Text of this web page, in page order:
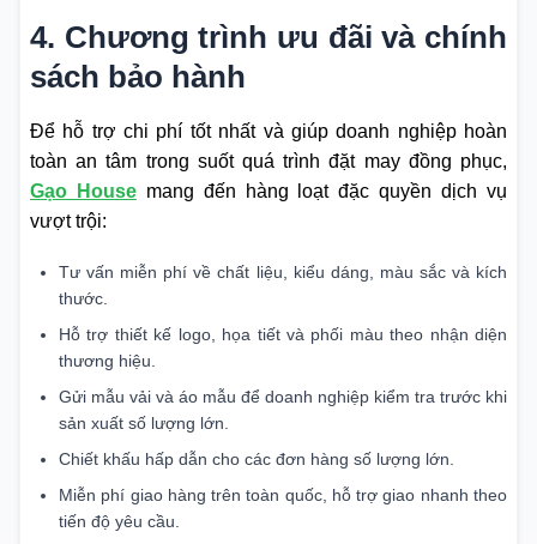
4. Chương trình ưu đãi và chính
sách bảo hành
Để hỗ trợ chi phí tốt nhất và giúp doanh nghiệp hoàn
toàn an tâm trong suốt quá trình đặt may đồng phục,
Gạo Housemang đến hàng loạt đặc quyền dịch vụ
vượt trội:
Tư vấn miễn phí về chất liệu, kiểu dáng, màu sắc và kích
thước.
Hỗ trợ thiết kế logo, họa tiết và phối màu theo nhận diện
thương hiệu.
Gửi mẫu vải và áo mẫu để doanh nghiệp kiểm tra trước khi
sản xuất số lượng lớn.
Chiết khấu hấp dẫn cho các đơn hàng số lượng lớn.
Miễn phí giao hàng trên toàn quốc, hỗ trợ giao nhanh theo
tiến độ yêu cầu.